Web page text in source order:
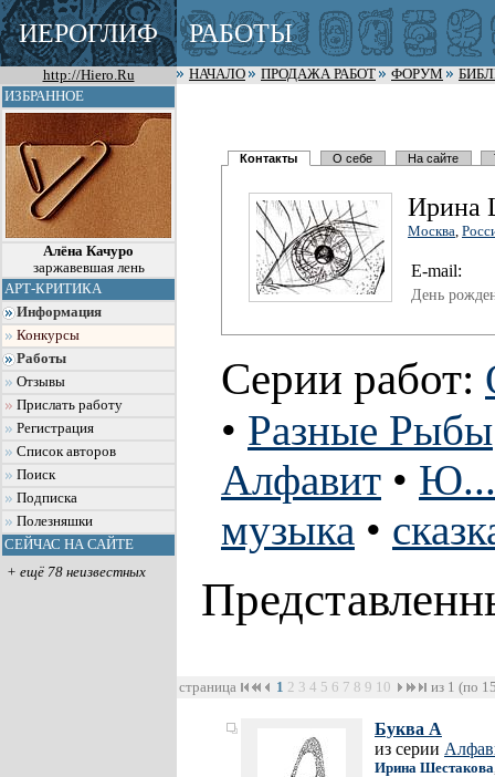
ИЕРОГЛИФ РАБОТЫ
http://Hiero.Ru НАЧАЛО ПРОДАЖА РАБОТ ФОРУМ
ИЗБРАННОЕ
Алёна Качуро
заржавевшая лень
АРТ-КРИТИКА
Информация
Конкурсы
Работы
Отзывы
Прислать работу
Регистрация
Список авторов
Поиск
Подписка
Полезняшки
СЕЙЧАС НА САЙТЕ
+ ещё 78 неизвестных
Контакты О себе На сайте
Ирина
Москва,
E-mail:
День
Серии работ:
• Разные Рыбы
Алфавит •
музыка •
страница 1 2 3 4 5 6 7 8 9 10 из 1 (по
Буква А
из серии
Ирина Шестакова